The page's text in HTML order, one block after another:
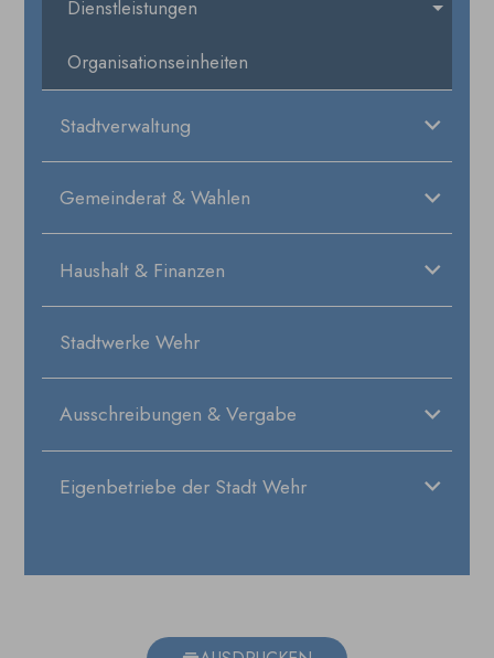
Dienstleistungen
Organisationseinheiten
Stadtverwaltung
Gemeinderat & Wahlen
Haushalt & Finanzen
Stadtwerke Wehr
Ausschreibungen & Vergabe
Eigenbetriebe der Stadt Wehr